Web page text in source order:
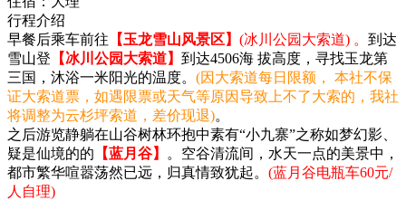
行程介绍
早餐后乘车前往 【玉龙雪山风景区】 (冰川公园大索道) 。 到达
雪山登 【冰川公园大索道】 到达4506海 拔高度，寻找玉龙第
三国，沐浴一米阳光的温度。 (因大索道每日限额， 本社不保
证大索道票，如遇限票或天气等原因导致上不了大索的，我社
将调整为云杉坪索道，差价现退)。
之后游览静躺在山谷树林环抱中素有“小九寨”之称如梦幻影、
疑是仙境的的 【蓝月谷】
。空谷清流间，水天一点的美景中，
都市繁华喧嚣荡然已远，归真情致犹起。 (蓝月谷电瓶车60元/
人自理)